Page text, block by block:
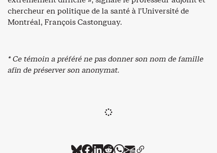
chercheur en politique de la santé à l’Université de
Montréal, François Castonguay.
* Ce témoin a préféré ne pas donner son nom de famille
afin de préserver son anonymat.